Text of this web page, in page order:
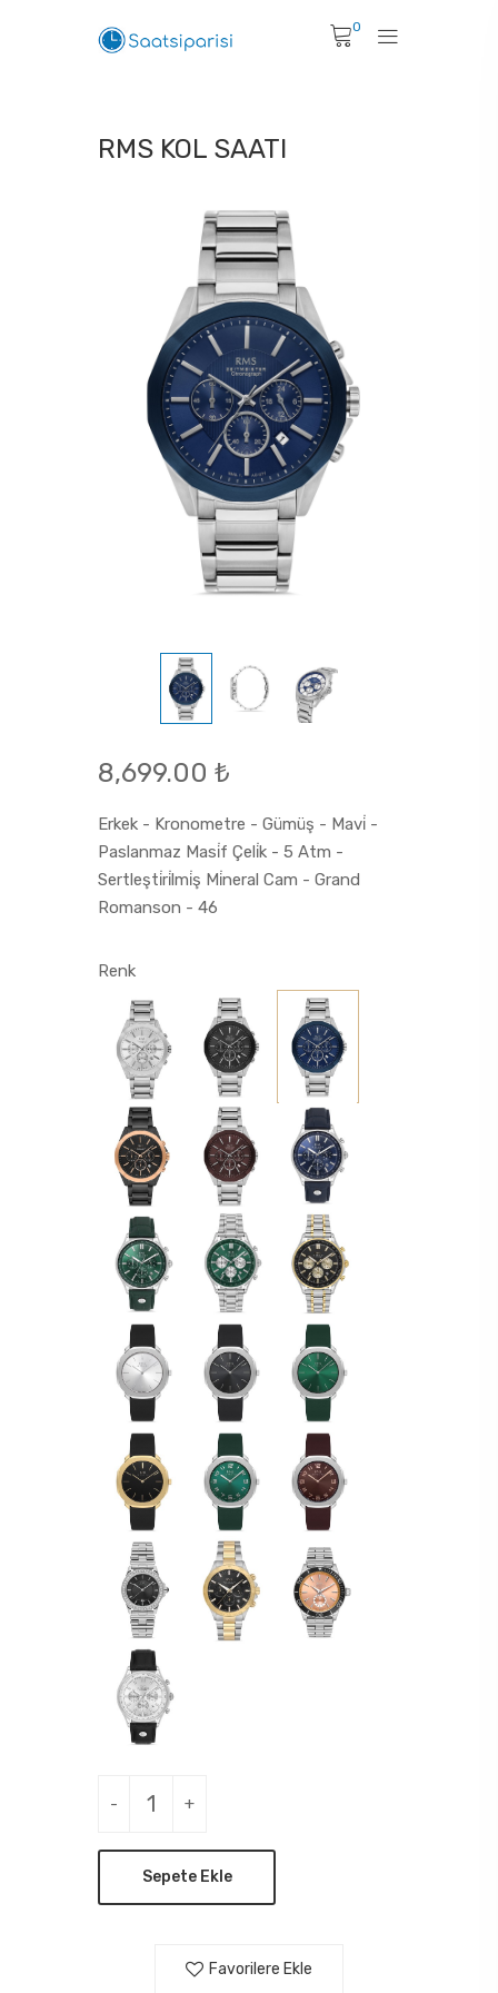
0
RMS KOL SAATI
8,699.00 ₺
Erkek - Kronometre - Gümüş - Mavi̇ -
Paslanmaz Masi̇f Çeli̇k - 5 Atm -
Sertleşti̇ri̇lmi̇ş Mi̇neral Cam - Grand
Romanson - 46
Renk
- +
Sepete Ekle
Favorilere Ekle